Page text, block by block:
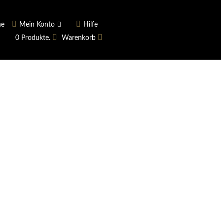
Mein Konto
Anmelden
Hilfe
0 Produkte.
Warenkorb